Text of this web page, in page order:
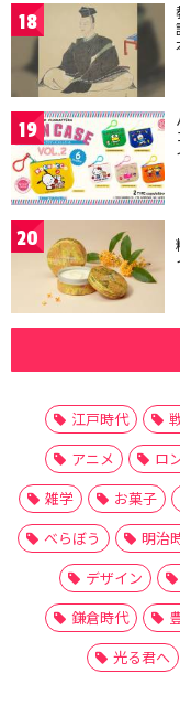
18
19
20
江戸時代
アニメ
ロ
雑学
お菓子
べらぼう
明治
デザイン
鎌倉時代
光る君へ